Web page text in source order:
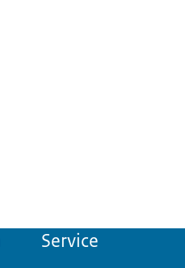
Service